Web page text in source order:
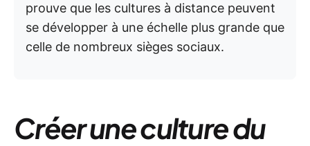
prouve que les cultures à distance peuvent
se développer à une échelle plus grande que
celle de nombreux sièges sociaux.
Créer une culture du